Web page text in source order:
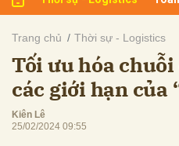
Trang chủ Thời sự - Logistics
Tối ưu hóa
các giới hạn của
Kiên Lê
25/02/2024 09:55